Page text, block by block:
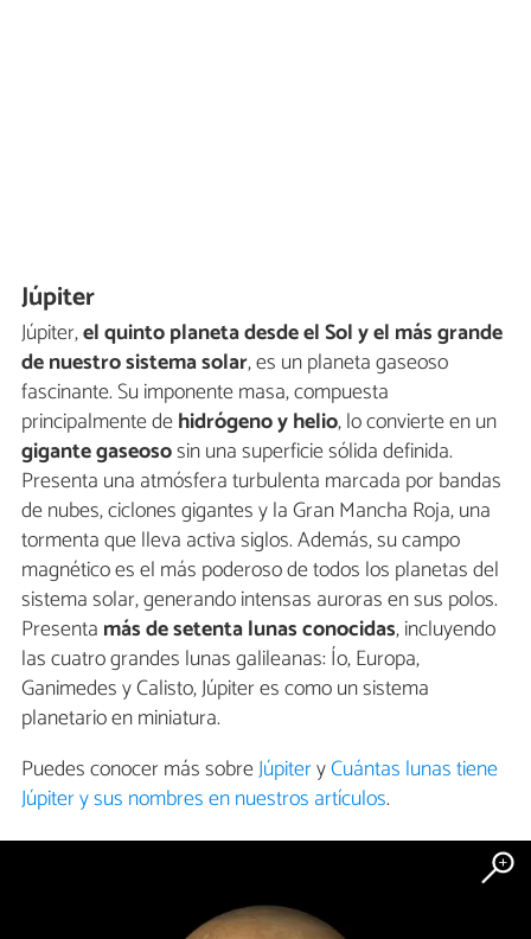
Júpiter
Júpiter,el quinto planeta desde el Sol y el más grande
de nuestro sistema solar, es un planeta gaseoso
fascinante. Su imponente masa, compuesta
principalmente dehidrógeno y helio, lo convierte en un
gigante gaseososin una superficie sólida definida.
Presenta una atmósfera turbulenta marcada por bandas
de nubes, ciclones gigantes y la Gran Mancha Roja, una
tormenta que lleva activa siglos. Además, su campo
magnético es el más poderoso de todos los planetas del
sistema solar, generando intensas auroras en sus polos.
Presenta más de setenta lunas conocidas, incluyendo
las cuatro grandes lunas galileanas: Ío, Europa,
Ganimedes y Calisto, Júpiter es como un sistema
planetario en miniatura.
Puedes conocer más sobreJúpiteryCuántas lunas tiene
Júpiter y sus nombres en nuestros artículos.